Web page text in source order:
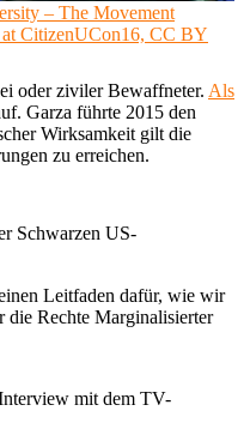
– The Movement
CitizenUCon16, CC BY
oder ziviler Bewaffneter. Als
Garza führte 2015 den
Wirksamkeit gilt die
zu erreichen.
Schwarzen US-
Leitfaden dafür, wie wir
die Rechte Marginalisierter
mit dem TV-